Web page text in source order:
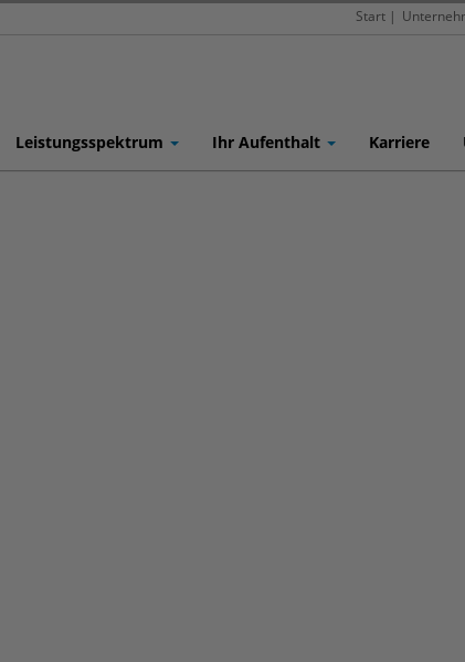
Start |
Leistungsspektrum Ihr Aufenthalt Karriere